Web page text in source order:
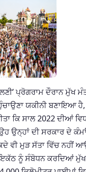
ਪ੍ਰੋਗਰਾਮ ਦੌਰਾਨ ਮੁੱਖ
ਯਕੀਨੀ ਬਣਾਇਆ
ਕਿ ਸਾਲ 2022 ਦੀਆਂ
ਦੀ ਸਰਕਾਰ ਦੇ
ਵੀ ਮੁੜ ਸੱਤਾ ਵਿੱਚ ਨਹੀਂ
ਨੂੰ ਸੰਬੋਧਨ ਕਰਦਿਆਂ ਮੁੱਖ